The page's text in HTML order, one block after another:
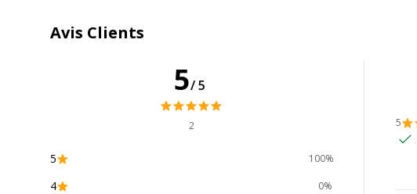
Avis Clients
5/5
2
5 100%
4 0%
5